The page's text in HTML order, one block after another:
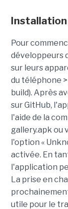
Pour
développeurs
sur leurs
du téléphone
build). Après
sur GitHub,
l'aide de la
gallery.apk ou
l'option «
activée. En
l'application
La prise en
utile pour le